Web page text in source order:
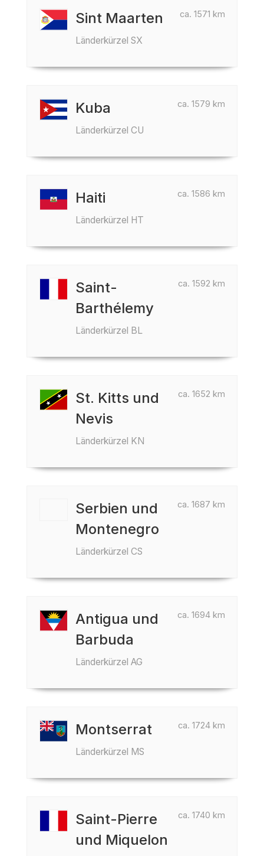
ca. 1571 km
Sint Maarten
Länderkürzel SX
ca. 1579 km
Kuba
Länderkürzel CU
ca. 1586 km
Haiti
Länderkürzel HT
ca. 1592 km
Saint-
Barthélemy
Länderkürzel BL
ca. 1652 km
St. Kitts und
Nevis
Länderkürzel KN
ca. 1687 km
Serbien und
Montenegro
Länderkürzel CS
ca. 1694 km
Antigua und
Barbuda
Länderkürzel AG
ca. 1724 km
Montserrat
Länderkürzel MS
ca. 1740 km
Saint-Pierre
und Miquelon